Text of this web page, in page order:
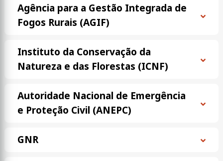
Agência para a Gestão Integrada de
Fogos Rurais (AGIF)
Instituto da Conservação da
Natureza e das Florestas (ICNF)
Autoridade Nacional de Emergência
e Proteção Civil (ANEPC)
GNR